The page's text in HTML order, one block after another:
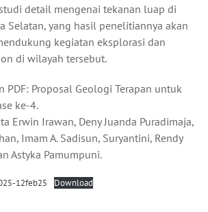
detail mengenai tekanan luap di
Selatan, yang hasil penelitiannya akan
kegiatan eksplorasi dan
di wilayah tersebut.
PDF: Proposal Geologi Terapan untuk
ke-4.
Erwin Irawan, Deny Juanda Puradimaja,
Imam A. Sadisun, Suryantini, Rendy
Astyka Pamumpuni.
12feb25 Download